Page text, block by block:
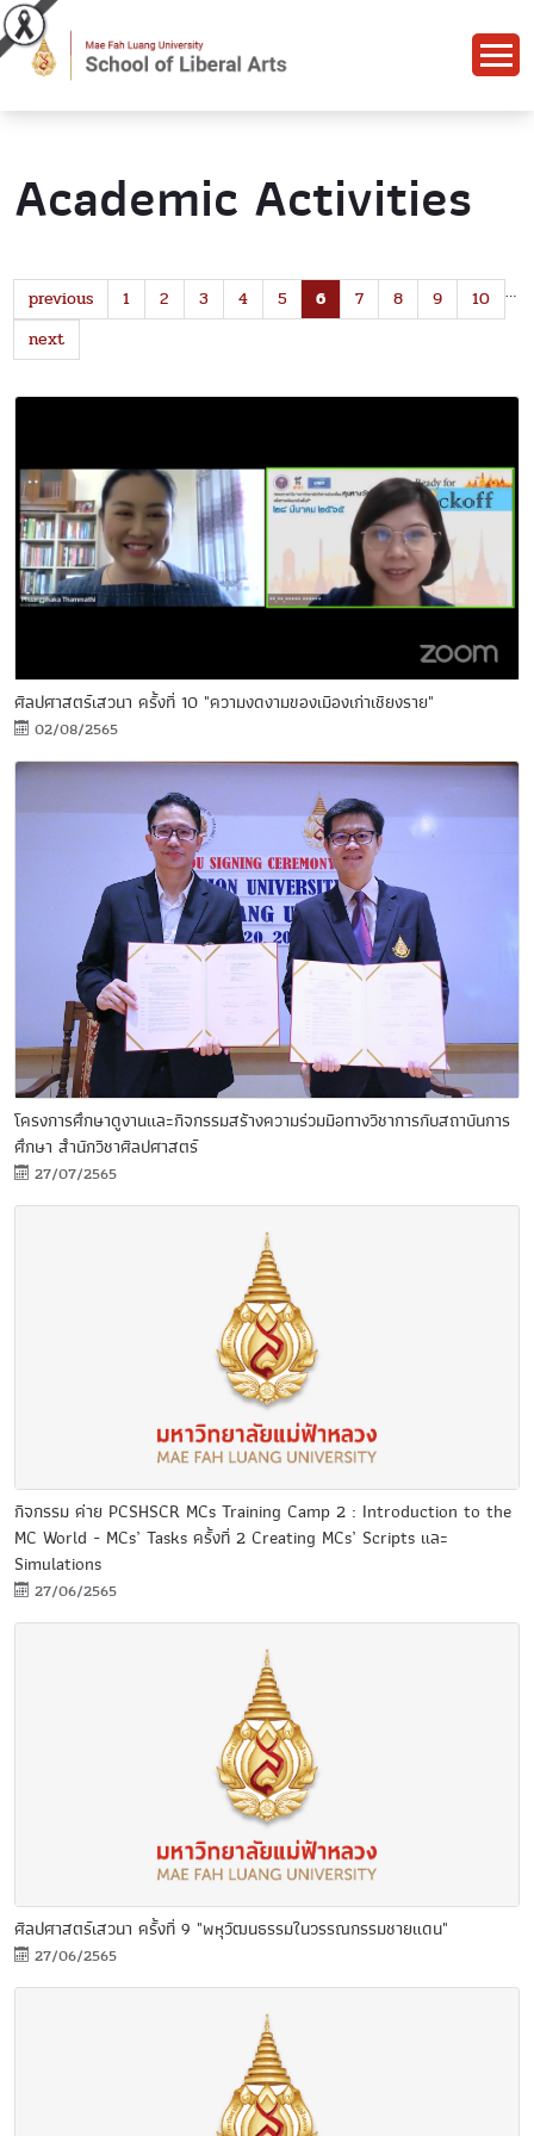
Academic Activities
previous 1 2 3 4 5 6 7 8 9 10
…
next
ศิลปศาสตร์เสวนา ครั้งที่ 10 "ความงดงามของเมืองเก่าเชียงราย"
02/08/2565
โครงการศึกษาดูงานและกิจกรรมสร้างความร่วมมือทางวิชาการกับสถาบันการ
ศึกษา สำนักวิชาศิลปศาสตร์
27/07/2565
กิจกรรม ค่าย PCSHSCR MCs Training Camp 2 : Introduction to the
MC World - MCs’ Tasks ครั้งที่ 2 Creating MCs’ Scripts และ
Simulations
27/06/2565
ศิลปศาสตร์เสวนา ครั้งที่ 9 "พหุวัฒนธรรมในวรรณกรรมชายแดน"
27/06/2565